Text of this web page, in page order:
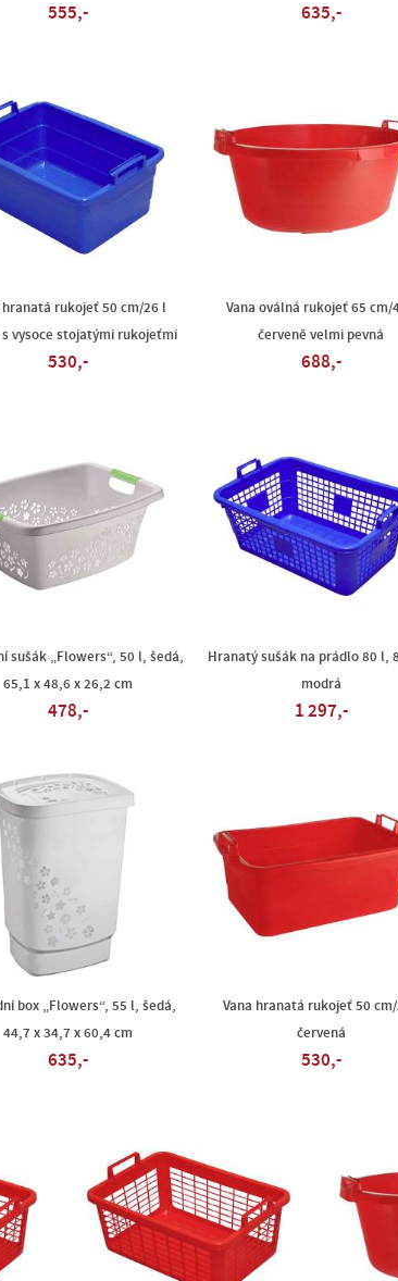
555,- 635,-
hranatá rukojeť 50 cm/26 l
s vysoce stojatými rukojeťmi
530,-
Vana oválná rukojeť 65 cm/
červeně velmi pevná
688,-
sušák „Flowers“, 50 l, šedá,
65,1 x 48,6 x 26,2 cm
478,-
Hranatý sušák na prádlo 80 l,
modrá
1 297,-
box „Flowers“, 55 l, šedá,
44,7 x 34,7 x 60,4 cm
635,-
Vana hranatá rukojeť 50
červená
530,-